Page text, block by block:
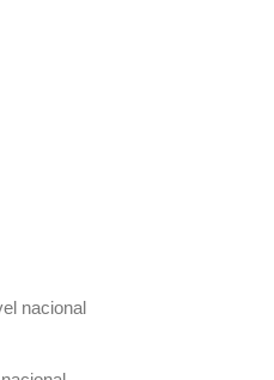
nacional